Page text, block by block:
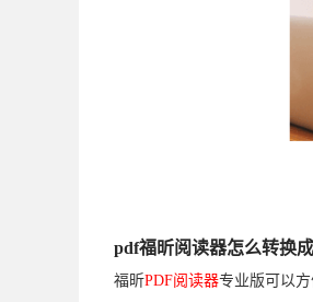
pdf福昕阅读器怎么转换
福昕PDF阅读器专业版可以方